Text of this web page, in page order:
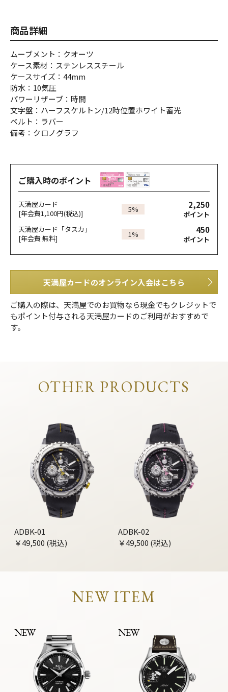
商品詳細
ムーブメント：クオーツ
ケース素材：ステンレススチール
ケースサイズ：44mm
防水：10気圧
パワーリザーブ：時間
文字盤：ハーフスケルトン/12時位置ホワイト蓄光
ベルト：ラバー
備考：クロノグラフ
ご購入時のポイント
天満屋カード
[年会費1,100円(税込)]
5% 2,250
ポイント
天満屋カード「タスカ」
[年会費 無料]
1% 450
ポイント
天満屋カードのオンライン入会はこちら
ご購入の際は、天満屋でのお買物なら現金でもクレジットで
もポイント付与される天満屋カードのご利用がおすすめで
す。
OTHER PRODUCTS
ADBK-01
￥49,500 (税込)
ADBK-02
￥49,500 (税込)
NEW ITEM
NEW NEW